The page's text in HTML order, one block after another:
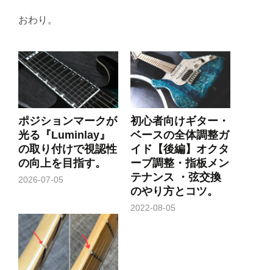
おわり。
ポジションマークが
光る『Luminlay』
の取り付けで視認性
の向上を目指す。
2026-07-05
初心者向けギター・
ベースの全体調整ガ
イド【後編】オクタ
ーブ調整・指板メン
テナンス ・弦交換
のやり方とコツ。
2022-08-05